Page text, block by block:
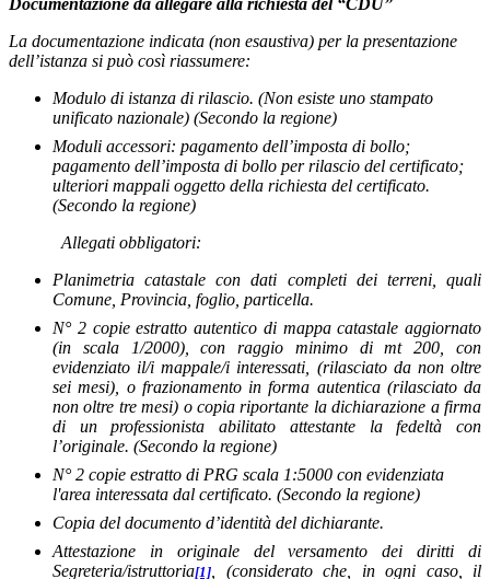
La documentazione indicata (non esaustiva) per la presentazione
dell’istanza si può così riassumere:
Modulo di istanza di rilascio. (Non esiste uno stampato
unificato nazionale) (Secondo la regione)
Moduli accessori: pagamento dell’imposta di bollo;
pagamento dell’imposta di bollo per rilascio del certificato;
ulteriori mappali oggetto della richiesta del certificato.
(Secondo la regione)
Allegati obbligatori:
Planimetria catastale con dati completi dei terreni, quali
Comune, Provincia, foglio, particella.
N° 2 copie estratto autentico di mappa catastale aggiornato
(in scala 1/2000), con raggio minimo di mt 200, con
evidenziato il/i mappale/i interessati, (rilasciato da non oltre
sei mesi), o frazionamento in forma autentica (rilasciato da
non oltre tre mesi) o copia riportante la dichiarazione a firma
di un professionista abilitato attestante la fedeltà con
l’originale. (Secondo la regione)
N° 2 copie estratto di PRG scala 1:5000 con evidenziata
l'area interessata dal certificato. (Secondo la regione)
Copia del documento d’identità del dichiarante.
Attestazione in originale del versamento dei diritti di
Segreteria/istruttoria[1] , (considerato che, in ogni caso, il